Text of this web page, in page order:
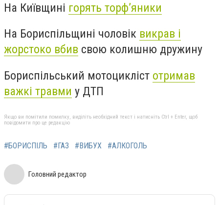
На Київщині горять торф’яники
На Бориспільщині чоловік викрав і
жорстоко вбив свою колишню дружину
Бориспільський мотоцикліст отримав
важкі травми у ДТП
Якщо ви помітили помилку, виділіть необхідний текст і натисніть Ctrl + Enter, щоб
повідомити про це редакцію
#БОРИСПІЛЬ #ГАЗ #ВИБУХ #АЛКОГОЛЬ
Головний редактор